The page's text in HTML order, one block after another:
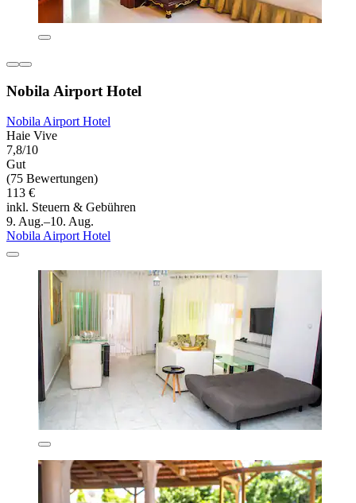
Nobila Airport Hotel
Nobila Airport Hotel
Haie Vive
7,8/10
Gut
(75 Bewertungen)
113 €
inkl. Steuern & Gebühren
9. Aug.–10. Aug.
Nobila Airport Hotel